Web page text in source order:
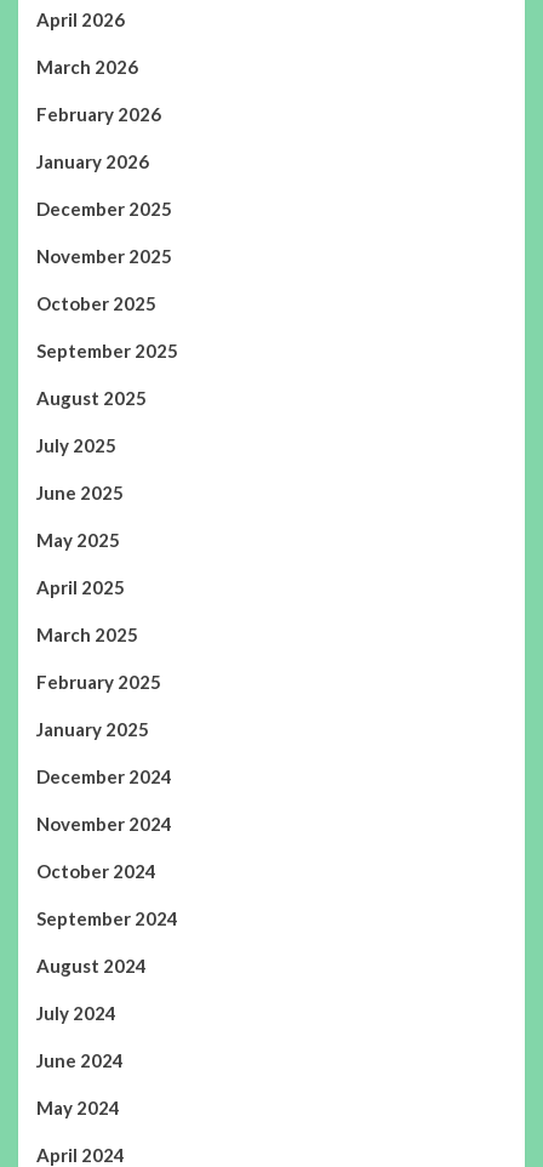
April 2026
March 2026
February 2026
January 2026
December 2025
November 2025
October 2025
September 2025
August 2025
July 2025
June 2025
May 2025
April 2025
March 2025
February 2025
January 2025
December 2024
November 2024
October 2024
September 2024
August 2024
July 2024
June 2024
May 2024
April 2024